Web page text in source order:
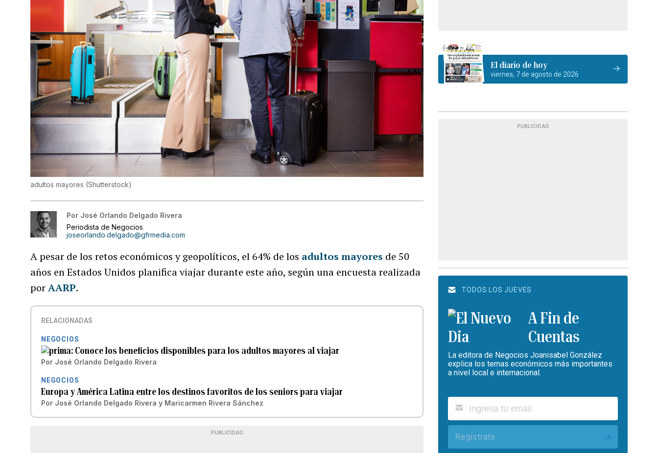
adultos mayores (Shutterstock)
Por José Orlando Delgado Rivera
Periodista de Negocios
joseorlando.delgado@gfrmedia.com
A pesar de los retos económicos y geopolíticos, el 64% de los adultos mayores de 50
años en Estados Unidos planifica viajar durante este año, según una encuesta realizada
porAARP.
RELACIONADAS
NEGOCIOS
Conoce los beneficios disponibles para los adultos mayores al viajar
Por José Orlando Delgado Rivera
NEGOCIOS
Europa y América Latina entre los destinos favoritos de los seniors para viajar
Por José Orlando Delgado Rivera y Maricarmen Rivera Sánchez
PUBLICIDAD
El diario de hoy
viernes, 7 de agosto de 2026
PUBLICIDAD
TODOS LOS JUEVES
A Fin de
Cuentas
La editora de Negocios Joanisabel González
explica los temas económicos más importantes
a nivel local e internacional.
Regístrate